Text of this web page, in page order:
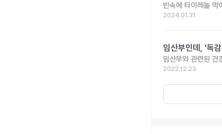
빈속에 타이레놀 먹
2024.01.31
임산부인데, '독
임산부와 관련된 건
2022.12.23